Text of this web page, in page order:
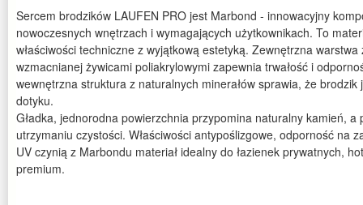
Sercem brodzików LAUFEN PRO jest Marbond - innowacyjny
nowoczesnych wnętrzach i wymagających użytkownikach. To
właściwości techniczne z wyjątkową estetyką. Zewnętrzna
wzmacnianej żywicami poliakrylowymi zapewnia trwałość i
wewnętrzna struktura z naturalnych minerałów sprawia, że brodzik
dotyku.
Gładka, jednorodna powierzchnia przypomina naturalny kamień, a
utrzymaniu czystości. Właściwości antypoślizgowe, odporność na
UV czynią z Marbondu materiał idealny do łazienek prywatnych,
premium.